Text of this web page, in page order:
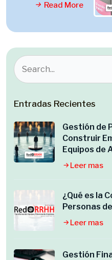
Read More
Entradas Recientes
Gestión de
Construir
Equipos de
Leer mas
¿Qué es la
Personas
Leer mas
Gestión